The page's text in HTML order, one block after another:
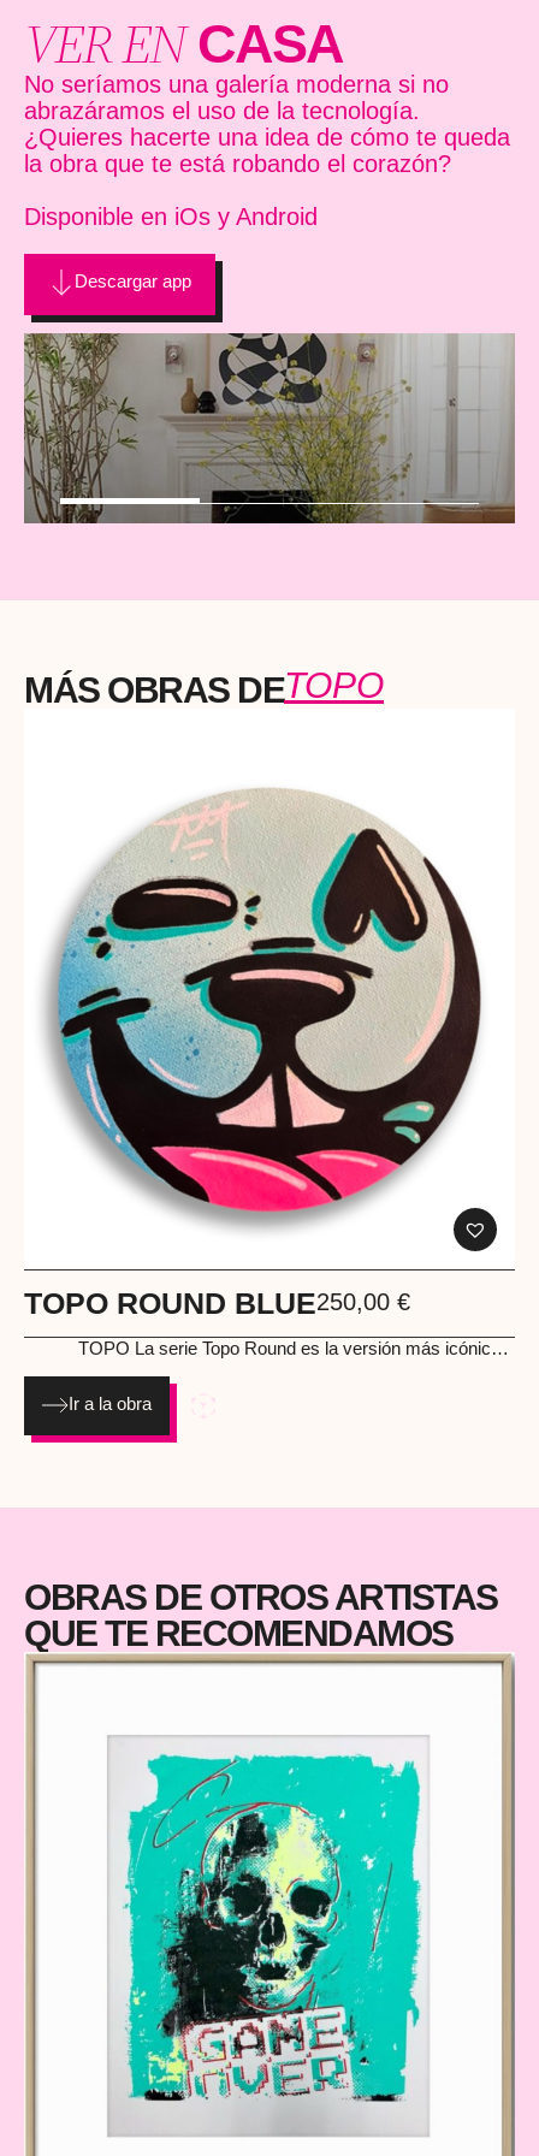
VER ENCASA
No seríamos una galería moderna si no
abrazáramos el uso de la tecnología.
¿Quieres hacerte una idea de cómo te queda
la obra que te está robando el corazón?
Disponible en iOs y Android
Descargar app
MÁS OBRAS DETOPO
TOPO ROUND BLUE250,00 €
TOPO
Pink y Yellow que mantienen la esencia del artista: personajes
sonrientes, líneas limpias y una estética pop-street que
cm. Spray y acrílico sobre lienzo con bastidor 2025
Ir a la obra
OBRAS DE OTROS ARTISTAS
QUE TE RECOMENDAMOS